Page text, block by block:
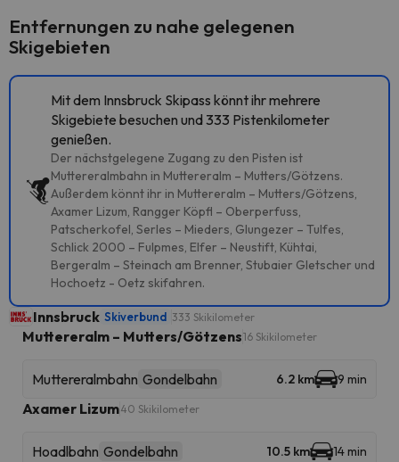
Entfernungen zu nahe gelegenen
Skigebieten
Mit dem Innsbruck Skipass könnt ihr mehrere
Skigebiete besuchen und 333 Pistenkilometer
genießen.
Der nächstgelegene Zugang zu den Pisten ist
Muttereralmbahn in Muttereralm – Mutters/Götzens.
Außerdem könnt ihr in Muttereralm – Mutters/Götzens,
Axamer Lizum, Rangger Köpfl – Oberperfuss,
Patscherkofel, Serles – Mieders, Glungezer – Tulfes,
Schlick 2000 – Fulpmes, Elfer – Neustift, Kühtai,
Bergeralm – Steinach am Brenner, Stubaier Gletscher und
Hochoetz - Oetz skifahren.
Innsbruck Skiverbund 333 Skikilometer
Muttereralm – Mutters/Götzens16 Skikilometer
Muttereralmbahn Gondelbahn 6.2 km 9 min
Axamer Lizum40 Skikilometer
Hoadlbahn Gondelbahn 10.5 km 14 min